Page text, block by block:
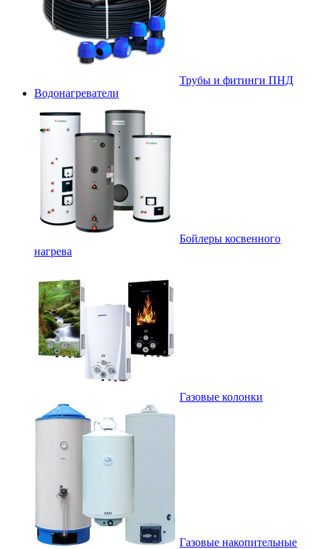
Трубы и фитинги ПНД
Водонагреватели
Бойлеры косвенного
нагрева
Газовые колонки
Газовые накопительные